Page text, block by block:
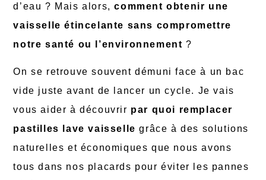
d’eau ? Mais alors,comment obtenir une
vaisselle étincelante sans compromettre
notre santé ou l’environnement ?
On se retrouve souvent démuni face à un bac
vide juste avant de lancer un cycle. Je vais
vous aider à découvrir par quoi remplacer
pastilles lave vaisselle grâce à des solutions
naturelles et économiques que nous avons
tous dans nos placards pour éviter les pannes